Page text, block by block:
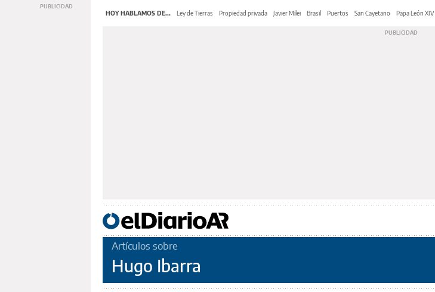
HOY HABLAMOS DE... Ley de Tierras Propiedad privada Javier Milei Brasil Puertos San Cayetano Papa León XIV
Artículos sobre
Hugo Ibarra